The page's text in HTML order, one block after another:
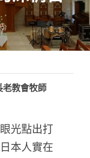
老教會牧師
光點出打
本人實在